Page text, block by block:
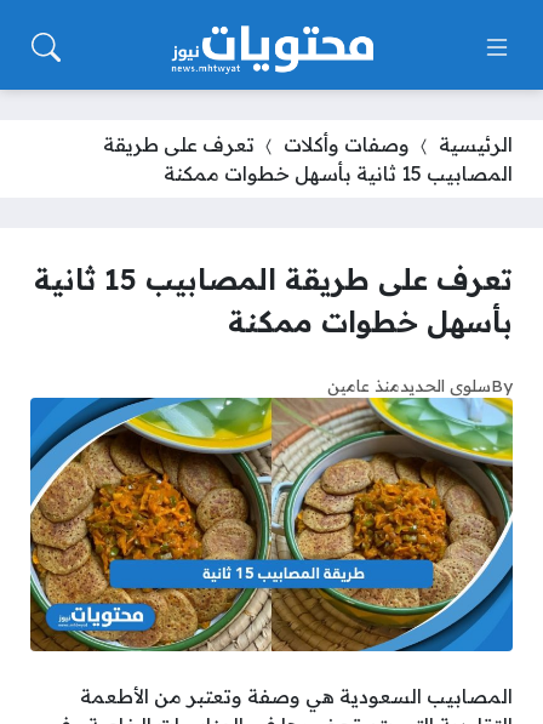
الرئيسية وصفات وأكلات
تعرف على طريقة
المصابيب 15 ثانية بأسهل خطوات ممكنة
تعرف على طريقة المصابيب 15 ثانية
بأسهل خطوات ممكنة
Byسلوى الحديدمنذ عامين
المصابيب السعودية هي وصفة وتعتبر من الأطعمة